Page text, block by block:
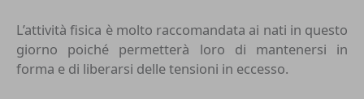
L’attività fisica è molto raccomandata ai nati in questo
giorno poiché permetterà loro di mantenersi in
forma e di liberarsi delle tensioni in eccesso.